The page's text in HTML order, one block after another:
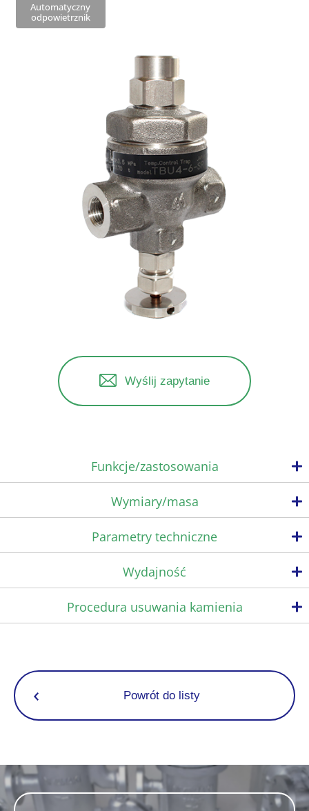
Automatyczny
odpowietrznik
Wyślij zapytanie
Funkcje/zastosowania
usunięcia kamienia
Demontaż przed czyszczeniem nie jest już potrzebny. Kamień usuwany
jest po prostu po przekręceniu uchwytu, bez konieczności
zatrzymywania przepływu pary. Wymagany czas to około 3 minuty na
Ogranicza gromadzenie się kamienia
Całkowicie przeprojektowane wszystkie elementy jednostki
・Większy kanał przepływu i przestrzeń gniazda zaworu
*W porównaniu z poprzednimi produktami firmy Miyawaki
Zapobieganie pogorszeniu działania zaworu
System SCCV (zawór samozamykający i centrujący) / To oryginalny
mechanizm opracowany przez firmę Miyawaki w celu zwiększenia
trwałości zaworu.
Wymiary/masa
Wielkość
Wymiary (mm) Wymiary (in)
Masa
Parametry techniczne
Wielkość​​​​​​​
PMO
(MPa)
(psig)
Gwintowane​​​​​​​ 1/4”
0,6* 87* 0,6
Wydajność
Procedura usuwania kamienia
Powrót do listy